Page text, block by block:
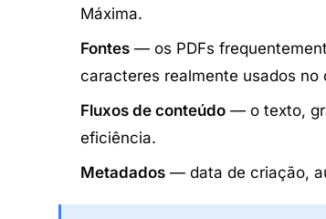
Máxima.
Fontes — os PDFs
caracteres realmente usados no
Fluxos de conteúdo — o texto,
eficiência.
Metadados — data de criação,